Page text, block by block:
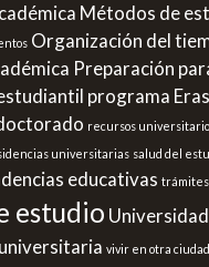
Métodos de
Organización del
Preparación
programa
recursos
universitarias salud del
educativas
estudio
vivir en otra ciudad